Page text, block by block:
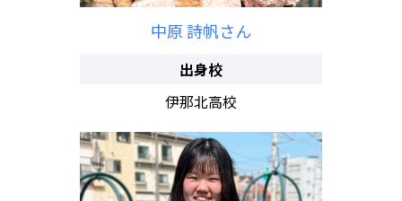
中原 詩帆さん
出身校
伊那北高校